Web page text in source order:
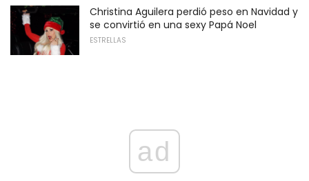
Christina Aguilera perdió peso en Navidad y
se convirtió en una sexy Papá Noel
ESTRELLAS
ad